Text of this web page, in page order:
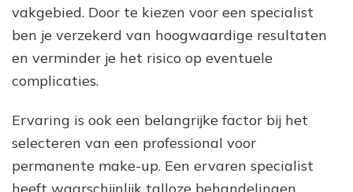
vakgebied. Door te kiezen voor een specialist
ben je verzekerd van hoogwaardige resultaten
en verminder je het risico op eventuele
complicaties.
Ervaring is ook een belangrijke factor bij het
selecteren van een professional voor
permanente make-up. Een ervaren specialist